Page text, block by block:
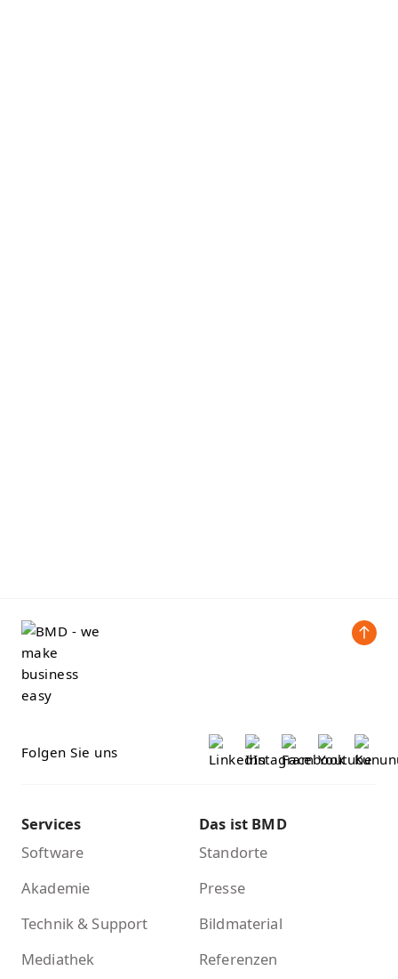
Folgen Sie uns
Services
Software
Akademie
Technik & Support
Mediathek
Das ist BMD
Standorte
Presse
Bildmaterial
Referenzen